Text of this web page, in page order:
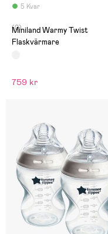
5 Kvar
(0)
Miniland Warmy Twist
Flaskvärmare
759 kr